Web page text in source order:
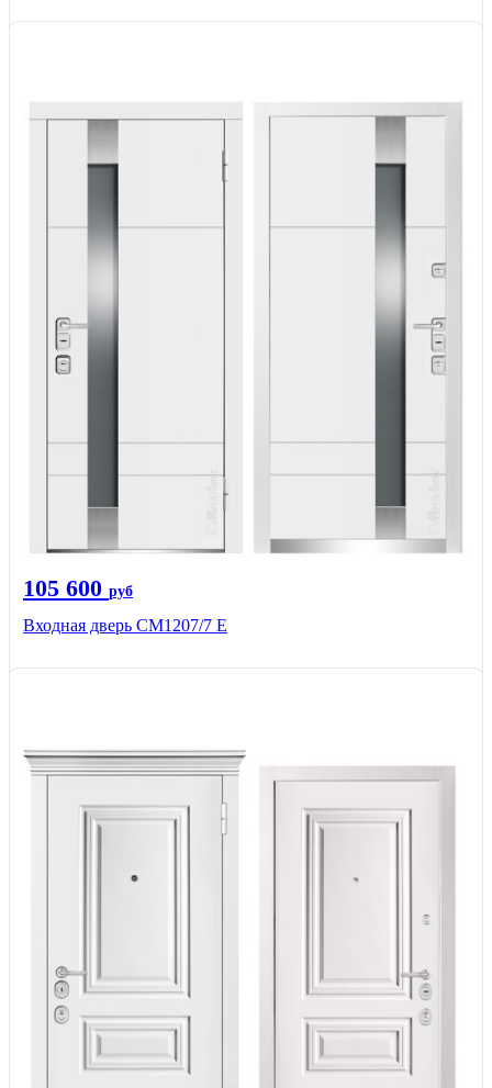
105 600 руб
Входная дверь СМ1207/7 E